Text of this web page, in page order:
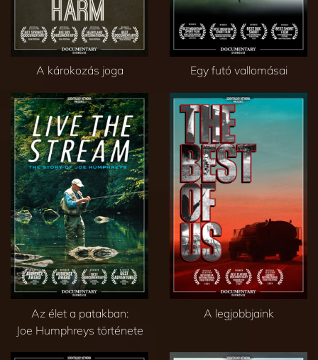
A károkozás joga Egy futó vallomásai
Az élet a patakban:
Joe Humphreys története
A legjobbjaink